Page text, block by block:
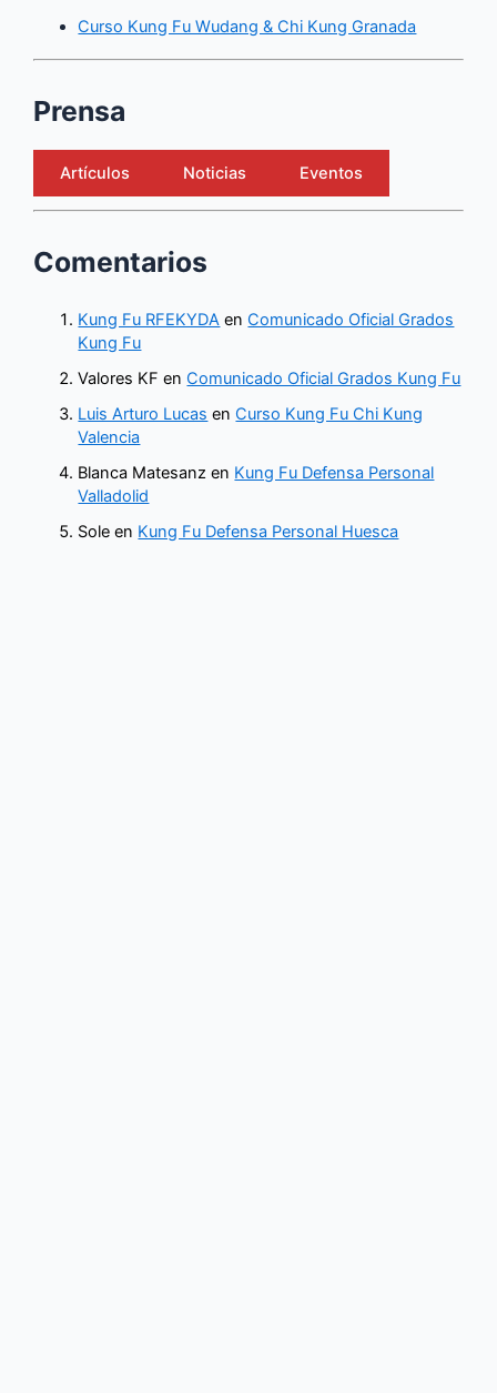
Curso Kung Fu Wudang & Chi Kung Granada
Prensa
Artículos Noticias Eventos
Comentarios
Kung Fu RFEKYDA enComunicado Oficial Grados
Kung Fu
Valores KF enComunicado Oficial Grados Kung Fu
Luis Arturo Lucas enCurso Kung Fu Chi Kung
Valencia
Blanca Matesanz en Kung Fu Defensa Personal
Valladolid
Sole en Kung Fu Defensa Personal Huesca